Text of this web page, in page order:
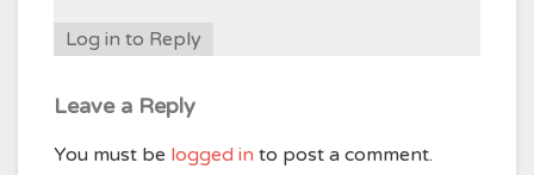
Log in to Reply
Leave a Reply
You must be logged in to post a comment.